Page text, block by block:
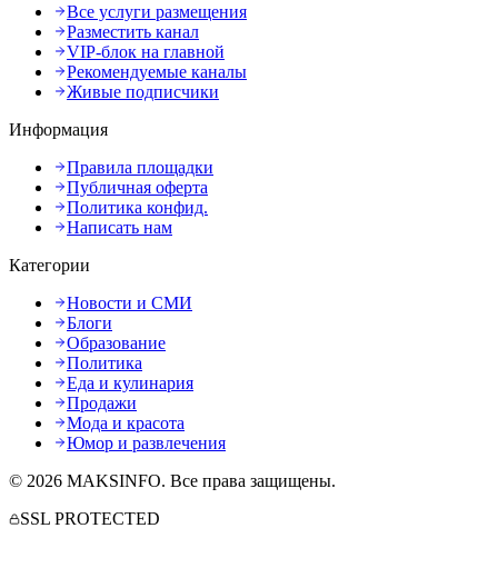
Все услуги размещения
Разместить канал
VIP-блок на главной
Рекомендуемые каналы
Живые подписчики
Информация
Правила площадки
Публичная оферта
Политика конфид.
Написать нам
Категории
Новости и СМИ
Блоги
Образование
Политика
Еда и кулинария
Продажи
Мода и красота
Юмор и развлечения
© 2026 MAKSINFO. Все права защищены.
SSL PROTECTED